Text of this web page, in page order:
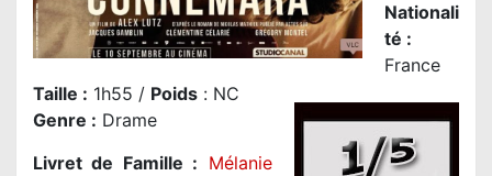
Nationali
té :
France
Taille : 1h55 / Poids : NC
Genre : Drame
Livret de Famille : Mélanie